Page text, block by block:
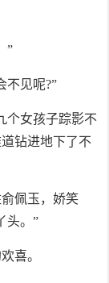
”
不见呢?”
个女孩子踪影不
钻进地下了不
佩玉，娇笑
头。”
喜。